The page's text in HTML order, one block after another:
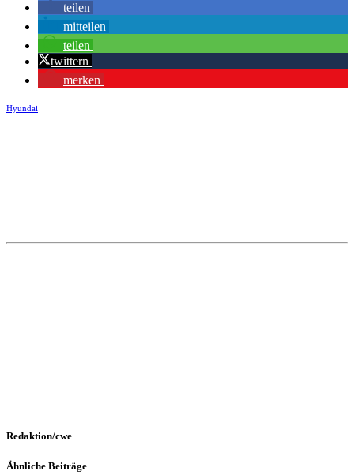
teilen
mitteilen
teilen
twittern
merken
Hyundai
Redaktion/cwe
Ähnliche Beiträge